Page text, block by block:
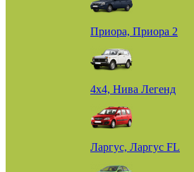
Приора, Приора 2
4х4, Нива Легенд
Ларгус, Ларгус FL